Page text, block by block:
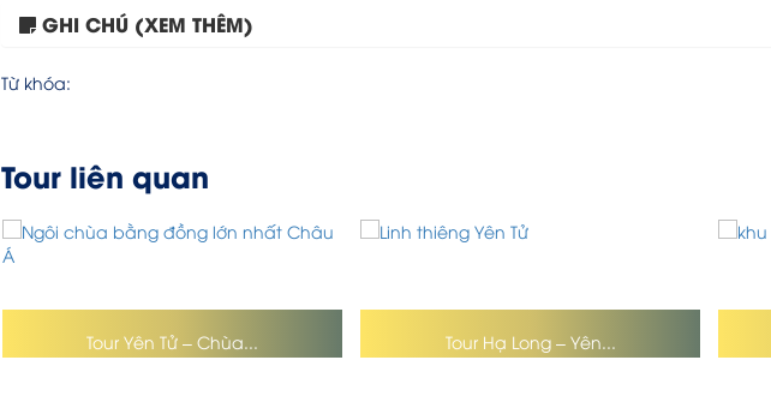
GHI CHÚ (XEM THÊM)
Từ khóa:
Tour liên quan
Tour Yên Tử – Chùa... Tour Hạ Long – Yên...